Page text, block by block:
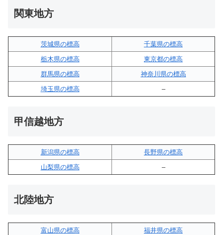
関東地方
茨城県の標高
千葉県の標高
栃木県の標高
東京都の標高
群馬県の標高
神奈川県の標高
埼玉県の標高
–
甲信越地方
新潟県の標高
長野県の標高
山梨県の標高
–
北陸地方
富山県の標高
福井県の標高